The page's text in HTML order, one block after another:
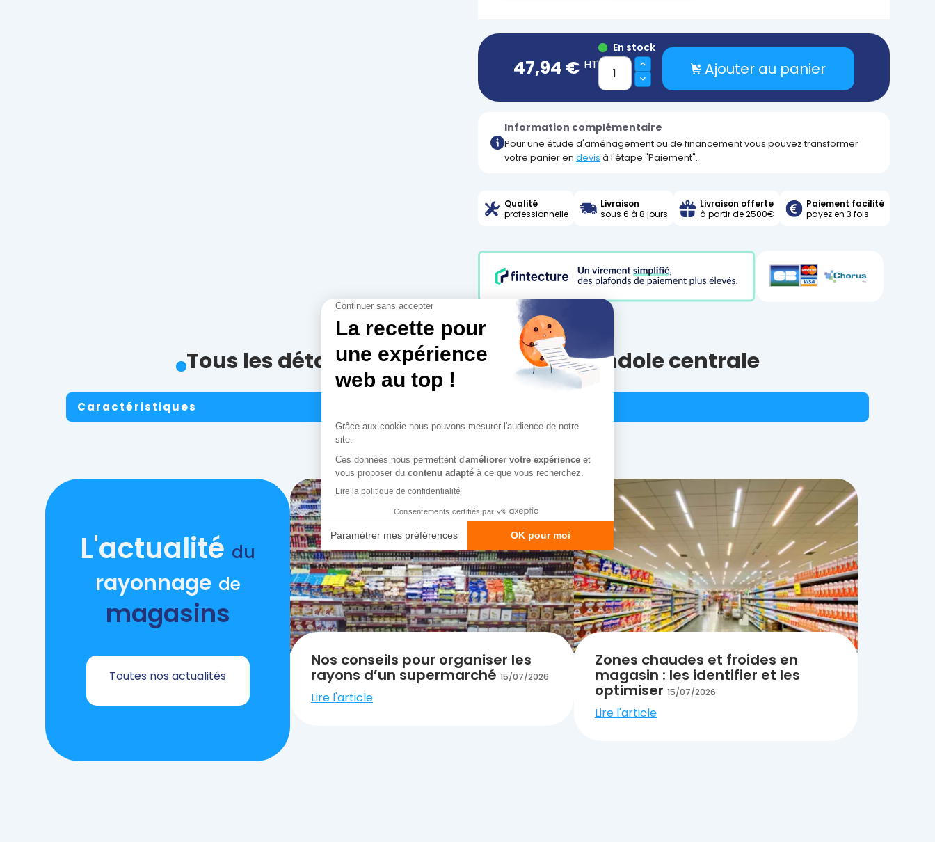
47,94 € HT
En stock
Ajouter au panier
Information complémentaire
Pour une étude d'aménagement ou de financement vous pouvez transformer
votre panier en devis à l'étape "Paiement".
Qualité
professionnelle
Livraison
sous 6 à 8 jours
Livraison offerte
à partir de 2500€
Paiement facilité
payez en 3 fois
Tous les détails du produit Fonds de gondole centrale
Caractéristiques
L'actualité du
rayonnage de
magasins
Toutes nos actualités
Nos conseils pour organiser les
rayons d’un supermarché15/07/2026
Lire l'article
Zones chaudes et froides en
magasin : les identifier et les
optimiser 15/07/2026
Lire l'article